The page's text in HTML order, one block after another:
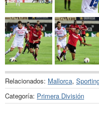
Relacionados: Mallorca,
Categoría: Primera División